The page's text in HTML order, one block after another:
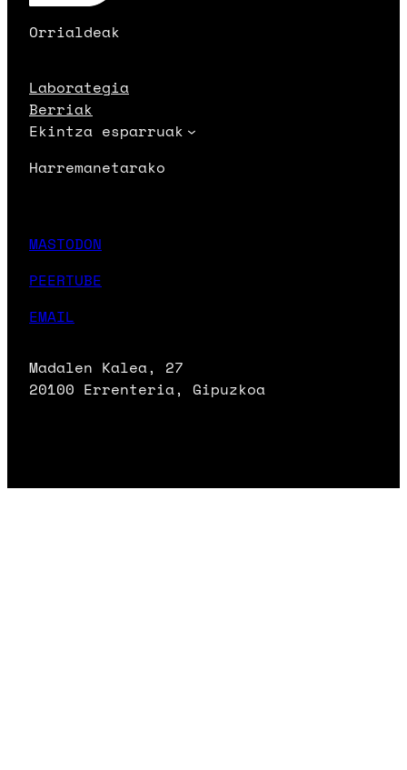
Orrialdeak
Laborategia
Berriak
Ekintza esparruak
Harremanetarako
MASTODON
PEERTUBE
EMAIL
Madalen Kalea, 27
20100 Errenteria, Gipuzkoa